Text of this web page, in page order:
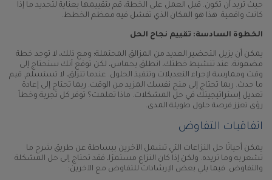
حيث تريد أن تكون. قبل العمل على الخطة، قم بتقييمها بعناية لتحديد ما إذا
كانت واقعية. هذا هو المكان الذي تفشل فيه معظم الخطط.
الخطوة السادسة: تقييم نجاح الحل
يمكن أن يزيل التحضير العديد من المزالق المحتملة؛ ومع ذلك، لا توجد خطة
مضمونة. عند تنشيط خطتك، انطلق بحماس، لكن توقع أنك ستحتاج إلى
وقت وممارسة لإجراء التعديلات وتنفيذ الحلول. عندما تنزلق، لا تستسلم. قيم
ما حدث. ربما تحتاج إلى منح نفسك المزيد من الوقت. ربما تحتاج إلى إعادة
تعديل إستراتيجيتك في حل المشكلات. ماذا تعلمت؟ توفر كل تجربة وخطأ
رؤى تعزز فرصة حلول طويلة المدى.
اتفاقيات التفاوض
يمكن أحيانًا حل النزاعات التي تشمل الآخرين ببساطة عن طريق شرح ما
تشعر به وما تريده. ولكن إذا كان النزاع مستمرًا، فقد تحتاج إلى حل المشكلة
والتفاوض. فيما يلي بعض الإرشادات للتفاوض مع الآخرين: